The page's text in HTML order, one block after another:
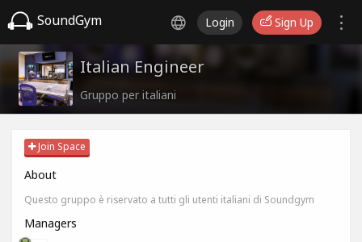
SoundGym Login Sign Up
Italian Engineer
Gruppo per italiani
Join Space
About
Questo gruppo è riservato a tutti gli utenti italiani di Soundgym
Managers